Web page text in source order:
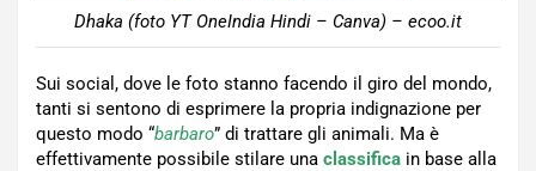
Dhaka (foto YT OneIndia Hindi – Canva) – ecoo.it
Sui social, dove le foto stanno facendo il giro del mondo,
tanti si sentono di esprimere la propria indignazione per
questo modo “barbaro” di trattare gli animali. Ma è
effettivamente possibile stilare una classifica in base alla